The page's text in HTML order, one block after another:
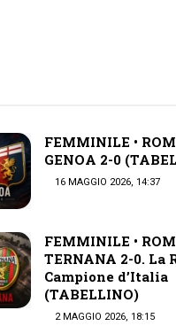
FEMMINILE •
GENOA 2-0
16 MAGGIO 2026, 14:37
FEMMINILE •
TERNANA 2-0. La
Campione d’Italia
(TABELLINO)
2 MAGGIO 2026, 18:15